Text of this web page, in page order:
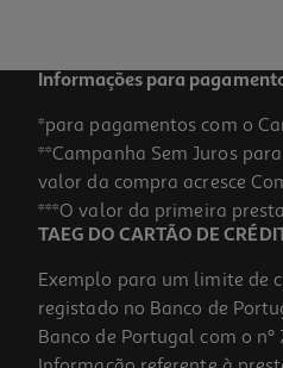
Informações para
*para pagamentos com o
**Campanha Sem Juros
valor da compra acresce
***O valor da primeira
TAEG DO CARTÃO DE
Exemplo para um limite de
registado no Banco de
Banco de Portugal com o nº